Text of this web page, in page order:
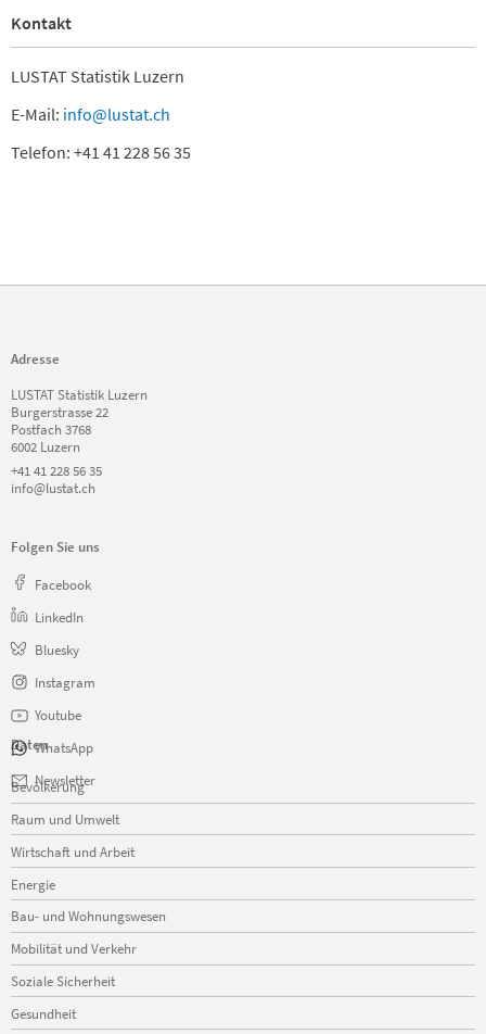
Kontakt
LUSTAT Statistik Luzern
E-Mail: info@lustat.ch
Telefon: +41 41 228 56 35
Adresse
LUSTAT Statistik Luzern
Burgerstrasse 22
Postfach 3768
6002 Luzern
+41 41 228 56 35
info@lustat.ch
Folgen Sie uns
Facebook
LinkedIn
Bluesky
Instagram
Youtube
WhatsApp
Newsletter
Daten
Navigation
überspringen
Bevölkerung
Raum und Umwelt
Wirtschaft und Arbeit
Energie
Bau- und Wohnungswesen
Mobilität und Verkehr
Soziale Sicherheit
Gesundheit